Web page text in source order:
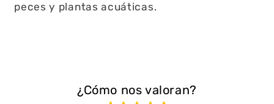
peces y plantas acuáticas.
¿Cómo nos valoran?